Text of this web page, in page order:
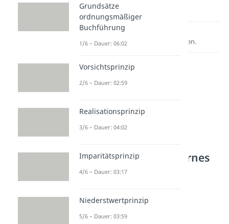
Lernen lohnt sich!
Entdecke hier deine Chancen.
Weitere Inhalte: Externes
Rechnungswesen
Abschreibungen
Abschreibungsmethoden
Grundsätze
ordnungsmäßiger
Buchführung
1/6 – Dauer: 06:02
Vorsichtsprinzip
2/6 – Dauer: 02:59
Realisationsprinzip
3/6 – Dauer: 04:02
Imparitätsprinzip
4/6 – Dauer: 03:17
Niederstwertprinzip
5/6 – Dauer: 03:59